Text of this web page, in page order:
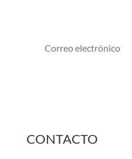
CONTACTO